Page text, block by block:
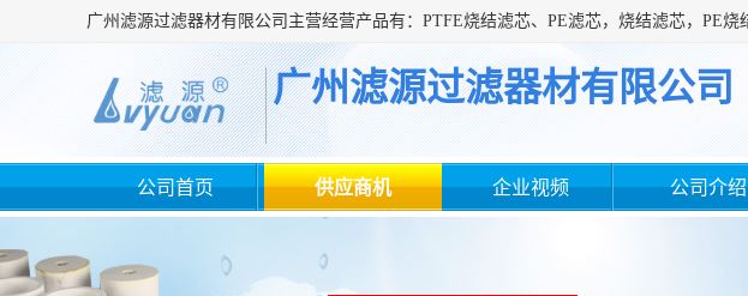
广州滤源过滤器材有限公司
公司首页 供应商机 企业视频 公司介绍